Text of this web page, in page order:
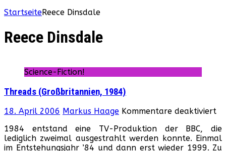
StartseiteReece Dinsdale
Reece Dinsdale
Science-Fiction!
Threads (Großbritannien, 1984)
18. April 2006 Markus Haage Kommentare deaktiviert
1984 entstand eine TV-Produktion der BBC, die
lediglich zweimal ausgestrahlt werden konnte. Einmal
im Entstehungsjahr ’84 und dann erst wieder 1999. Zu